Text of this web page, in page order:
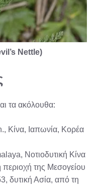
Nettle)
τα ακόλουθα:
Κίνα, Ιαπωνία, Κορέα
Νοτιοδυτική Κίνα
της Μεσογείου
δυτική Ασία, από τη